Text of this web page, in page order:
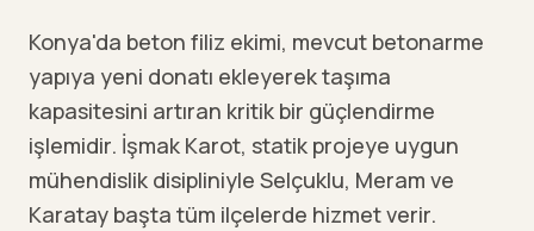
Konya'da beton filiz ekimi, mevcut betonarme
yapıya yeni donatı ekleyerek taşıma
kapasitesini artıran kritik bir güçlendirme
işlemidir. İşmak Karot, statik projeye uygun
mühendislik disipliniyle Selçuklu, Meram ve
Karatay başta tüm ilçelerde hizmet verir.